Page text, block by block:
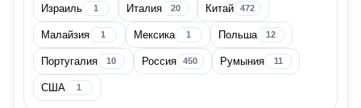
ЦенаИзраиль 1 Италия 20 Китай 472
Малайзия 1 Мексика 1 Польша 12
Португалия 10 Россия 450 Румыния 11
США 1